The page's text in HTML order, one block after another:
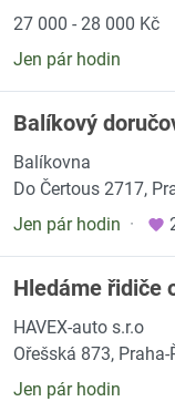
27 000 - 28 000 Kč
Jen pár hodin
Balíkový
Balíkovna
Do Čertous 2717,
Jen pár hodin ·
Hledáme řidiče
HAVEX-auto s.r.o
Ořešská 873, Praha-
Jen pár hodin